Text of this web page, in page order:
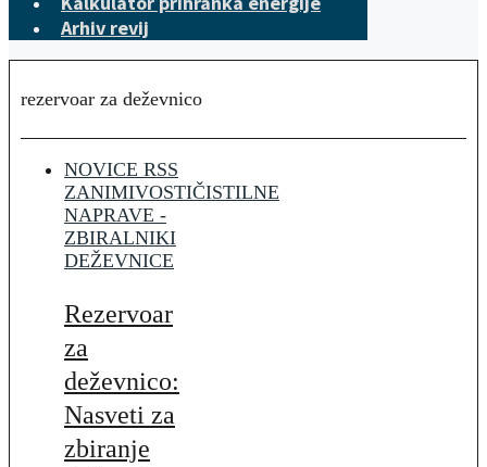
Arhiv revij
rezervoar za deževnico
NOVICE RSS
ZANIMIVOSTIČISTILNE
NAPRAVE -
ZBIRALNIKI
DEŽEVNICE
Rezervoar
za
deževnico:
Nasveti za
zbiranje